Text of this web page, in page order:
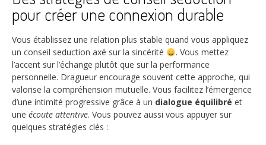
pour créer une connexion durable
Vous établissez une relation plus stable quand vous appliquez
un conseil seduction axé sur la sincérité
. Vous mettez
l’accent sur l’échange plutôt que sur la performance
personnelle. Dragueur encourage souvent cette approche, qui
valorise la compréhension mutuelle. Vous facilitez l’émergence
d’une intimité progressive grâce à un dialogue équilibré et
une écoute attentive. Vous pouvez aussi vous appuyer sur
quelques stratégies clés :